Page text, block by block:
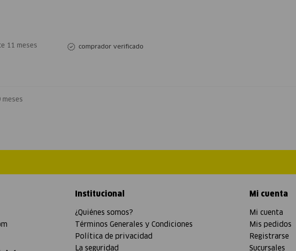
11 meses comprador verificado
meses
Institucional
¿Quiénes somos?
Términos Generales y Condiciones
Política de privacidad
La seguridad
Mi cuenta
Mi cuenta
Mis pedidos
Registrarse
Sucursales